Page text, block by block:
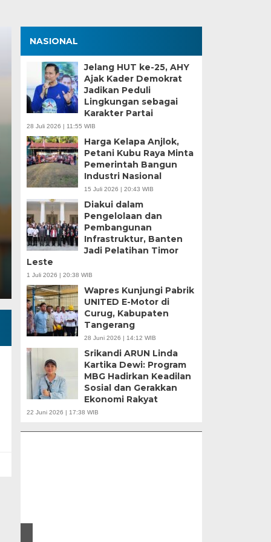
48, Ribuan Warga
Laut di Carita
warisan budaya yang terus diwariskan dari generasi ke
NASIONAL
Jelang HUT ke-25, AHY
Ajak Kader Demokrat
Jadikan Peduli
Lingkungan sebagai
Karakter Partai
28 Juli 2026 | 11:55 WIB
Harga Kelapa Anjlok,
Petani Kubu Raya Minta
Pemerintah Bangun
Industri Nasional
15 Juli 2026 | 20:43 WIB
Diakui dalam
Pengelolaan dan
Pembangunan
Infrastruktur, Banten
Jadi Pelatihan Timor
Leste
1 Juli 2026 | 20:38 WIB
Wapres Kunjungi Pabrik
UNITED E-Motor di
Curug, Kabupaten
Tangerang
28 Juni 2026 | 14:12 WIB
Srikandi ARUN Linda
Kartika Dewi: Program
MBG Hadirkan Keadilan
Sosial dan Gerakkan
Ekonomi Rakyat
22 Juni 2026 | 17:38 WIB
Banten Butuh Gubernur Progresif dan